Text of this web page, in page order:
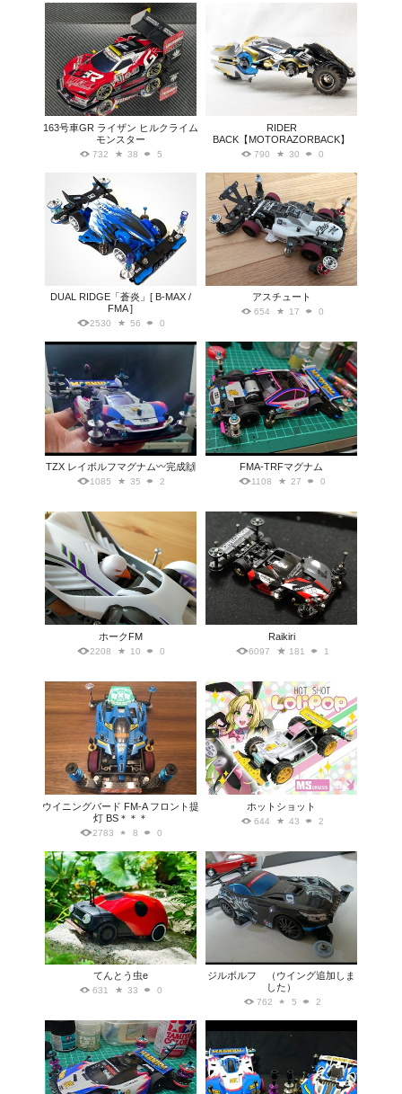
163号車GR ライザン ヒルクライム
モンスター
732 38 5
RIDER
BACK【MOTORAZORBACK】
790 30 0
DUAL RIDGE「蒼炎」[ B-MAX /
FMA ]
2530 56 0
アスチュート
654 17 0
TZX レイボルフマグナム〰️完成🙌
1085 35 2
FMA-TRFマグナム
1108 27 0
ホークFM
2208 10 0
Raikiri
6097 181 1
ウイニングバード FM-A フロント提
灯 BS＊＊＊
2783 8 0
ホットショット
644 43 2
てんとう虫e
631 33 0
ジルボルフ （ウイング追加しま
した）
762 5 2